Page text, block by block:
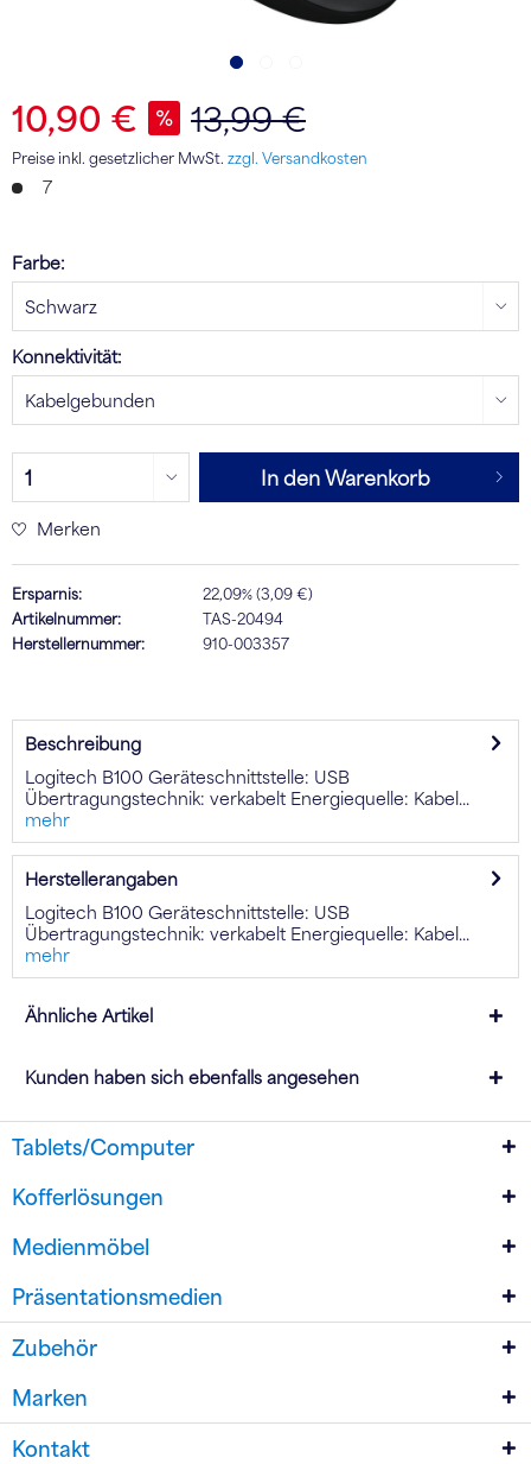
10,90 € 13,99 €
Preise inkl. gesetzlicher MwSt. zzgl. Versandkosten
7
Farbe:
Konnektivität:
In den Warenkorb
Merken
Ersparnis:
22,09% (3,09 €)
Artikelnummer:
TAS-20494
Herstellernummer:
910-003357
Beschreibung
Logitech B100 Geräteschnittstelle: USB
Übertragungstechnik: verkabelt Energiequelle: Kabel...
mehr
Herstellerangaben
Logitech B100 Geräteschnittstelle: USB
Übertragungstechnik: verkabelt Energiequelle: Kabel...
mehr
Ähnliche Artikel
Kunden haben sich ebenfalls angesehen
Tablets/Computer
Kofferlösungen
Medienmöbel
Präsentationsmedien
Zubehör
Marken
Kontakt